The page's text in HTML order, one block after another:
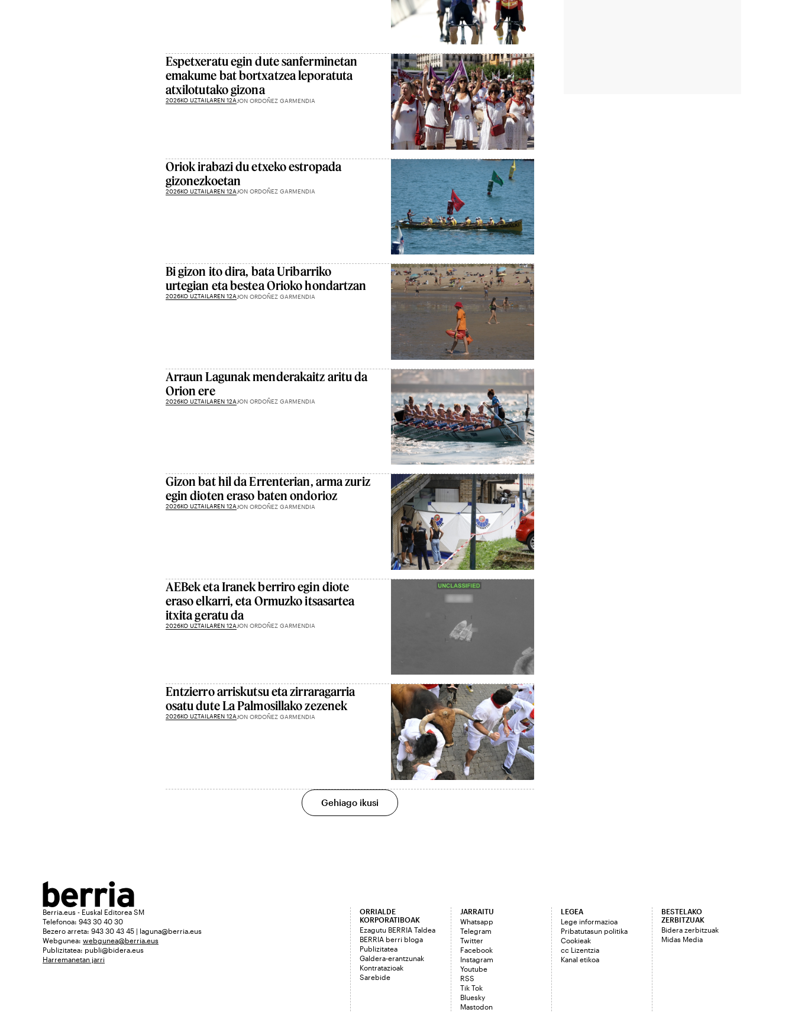
Espetxeratu egin dute sanferminetan
emakume bat bortxatzea leporatuta
atxilotutako gizona
2026KO UZTAILAREN 12AJON ORDOÑEZ GARMENDIA
Oriok irabazi du etxeko estropada
gizonezkoetan
2026KO UZTAILAREN 12A JON ORDOÑEZ GARMENDIA
Bi gizon ito dira, bata Uribarriko
urtegian eta bestea Orioko hondartzan
2026KO UZTAILAREN 12AJON ORDOÑEZ GARMENDIA
Arraun Lagunak menderakaitz aritu da
Orion ere
2026KO UZTAILAREN 12A JON ORDOÑEZ GARMENDIA
Gizon bat hil da Errenterian, arma zuriz
egin dioten eraso baten ondorioz
2026KO UZTAILAREN 12AJON ORDOÑEZ GARMENDIA
AEBek eta Iranek berriro egin diote
eraso elkarri, eta Ormuzko itsasartea
itxita geratu da
2026KO UZTAILAREN 12A JON ORDOÑEZ GARMENDIA
Entzierro arriskutsu eta zirraragarria
osatu dute La Palmosillako zezenek
2026KO UZTAILAREN 12AJON ORDOÑEZ GARMENDIA
Gehiago ikusi
Berria.eus - Euskal Editorea SM
Telefonoa: 943 30 40 30
Bezero arreta: 943 30 43 45 | laguna@berria.eus
Webgunea: webgunea@berria.eus
Publizitatea: publi@bidera.eus
Harremanetan jarri
ORRIALDE
KORPORATIBOAK
Ezagutu BERRIA Taldea
BERRIA berri bloga
Publizitatea
Galdera-erantzunak
Kontratazioak
Sarebide
JARRAITU
Whatsapp
Telegram
Twitter
Facebook
Instagram
Youtube
RSS
Tik Tok
Bluesky
Mastodon
LEGEA
Lege informazioa
Pribatutasun politika
Cookieak
cc Lizentzia
Kanal etikoa
BESTELAKO
ZERBITZUAK
Bidera zerbitzuak
Midas Media